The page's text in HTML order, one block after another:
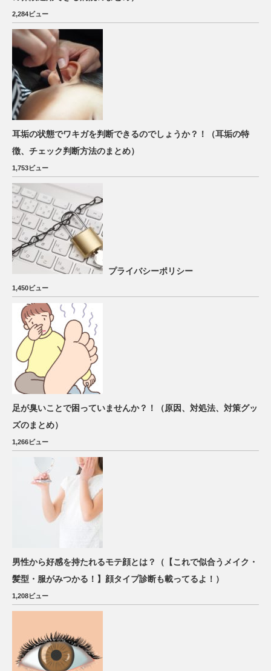
2,284ビュー
耳垢の状態でワキガを判断できるのでしょうか？！（耳垢の特
徴、チェック判断方法のまとめ）
1,753ビュー
プライバシーポリシー
1,450ビュー
足が臭いことで困っていませんか？！（原因、対処法、対策グッ
ズのまとめ）
1,266ビュー
男性から好感を持たれるモテ顔とは？（【これで似合うメイク・
髪型・服がみつかる！】顔タイプ診断も載ってるよ！）
1,208ビュー